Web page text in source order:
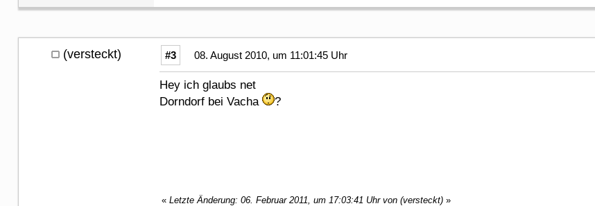
(versteckt) #3 08. August 2010, um 11:01:45 Uhr
Hey ich glaubs net
Dorndorf bei Vacha
?
« Letzte Änderung: 06. Februar 2011, um 17:03:41 Uhr von (versteckt) »